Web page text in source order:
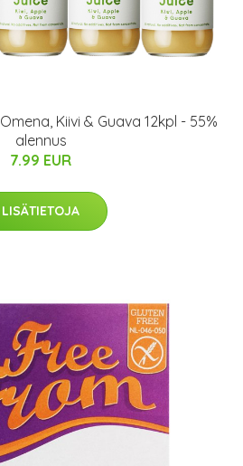
Kiivi & Guava 12kpl - 55%
alennus
7.99 EUR
LISÄTIETOJA